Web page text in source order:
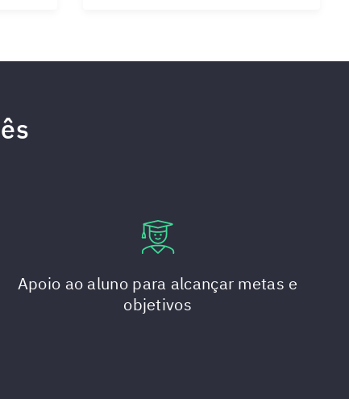
Apoio ao aluno para alcançar metas e
objetivos